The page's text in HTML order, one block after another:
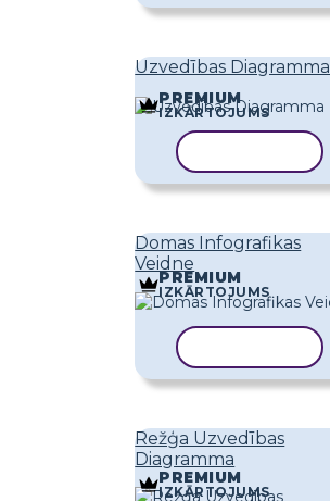
Uzvedības Diagramma
PREMIUM
IZKĀRTOJUMS
Domas Infografikas
Veidne
PREMIUM
IZKĀRTOJUMS
Režģa Uzvedības
Diagramma
PREMIUM
IZKĀRTOJUMS